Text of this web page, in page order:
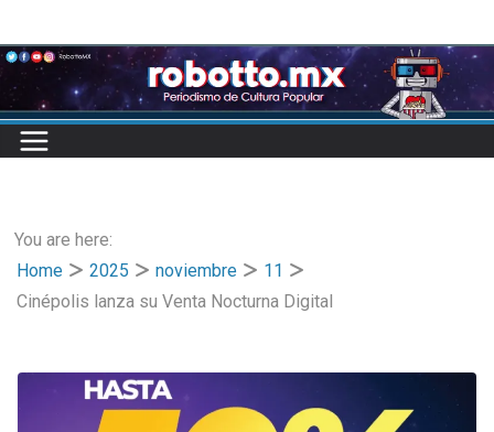
to
content
You are here:
Home
2025 noviembre
11
Cinépolis lanza su Venta Nocturna Digital